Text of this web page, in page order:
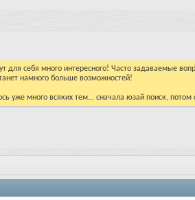
себя много интересного! Часто задаваемые
намного больше возможностей!
уже много всяких тем... сначала юзай поиск,